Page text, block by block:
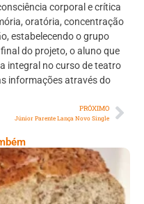
corporal e crítica
oratória, concentração
estabelecendo o grupo
do projeto, o aluno que
integral no curso de teatro
informações através do
PRÓXIMO
Júnior Parente Lança Novo Single